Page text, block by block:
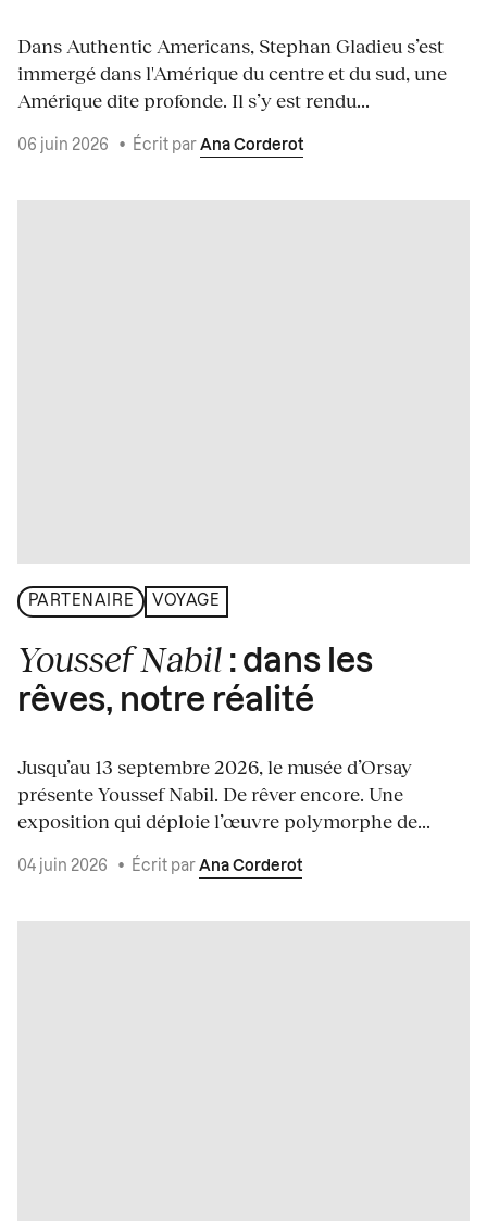
Dans Authentic Americans, Stephan Gladieu s’est
immergé dans l'Amérique du centre et du sud, une
Amérique dite profonde. Il s’y est rendu...
06 juin 2026 • Écrit par Ana Corderot
PARTENAIRE VOYAGE
Youssef Nabil : dans les
rêves, notre réalité
Jusqu’au 13 septembre 2026, le musée d’Orsay
présente Youssef Nabil. De rêver encore. Une
exposition qui déploie l’œuvre polymorphe de...
04 juin 2026 • Écrit par Ana Corderot